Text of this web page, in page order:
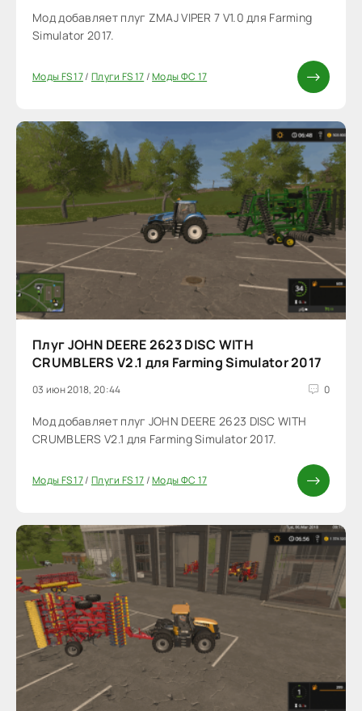
Мод добавляет плуг ZMAJ VIPER 7 V1.0 для Farming
Simulator 2017.
Моды FS 17/ Плуги FS 17/Моды ФС 17
Плуг JOHN DEERE 2623 DISC WITH
CRUMBLERS V2.1 для Farming Simulator 2017
03 июн 2018, 20:44 0
Мод добавляет плуг JOHN DEERE 2623 DISC WITH
CRUMBLERS V2.1 для Farming Simulator 2017.
Моды FS 17/ Плуги FS 17/Моды ФС 17